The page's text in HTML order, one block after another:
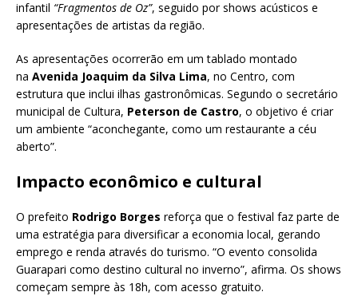
infantil “Fragmentos de Oz”, seguido por shows acústicos e
apresentações de artistas da região.
As apresentações ocorrerão em um tablado montado
na Avenida Joaquim da Silva Lima, no Centro, com
estrutura que inclui ilhas gastronômicas. Segundo o secretário
municipal de Cultura, Peterson de Castro, o objetivo é criar
um ambiente “aconchegante, como um restaurante a céu
aberto”.
Impacto econômico e cultural
O prefeito Rodrigo Borges reforça que o festival faz parte de
uma estratégia para diversificar a economia local, gerando
emprego e renda através do turismo. “O evento consolida
Guarapari como destino cultural no inverno”, afirma. Os shows
começam sempre às 18h, com acesso gratuito.